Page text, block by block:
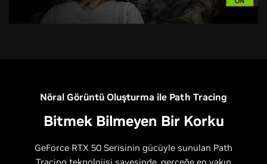
Nöral Görüntü Oluşturma ile Path Tracing
Bitmek Bilmeyen Bir Korku
GeForce RTX 50 Serisinin gücüyle sunulan Path